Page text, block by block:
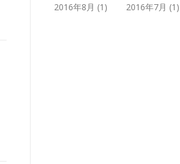
2016年8月 (1) 2016年7月 (1)